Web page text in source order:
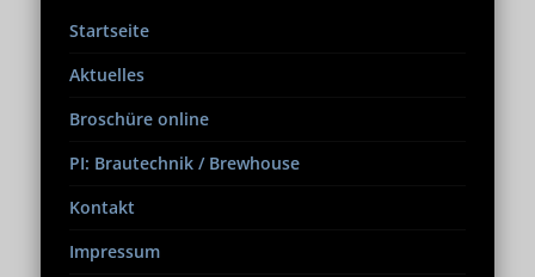
Startseite
Aktuelles
Broschüre online
PI: Brautechnik / Brewhouse
Kontakt
Impressum